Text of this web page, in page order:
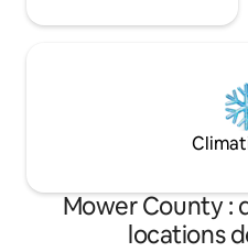
Mower County :
locations